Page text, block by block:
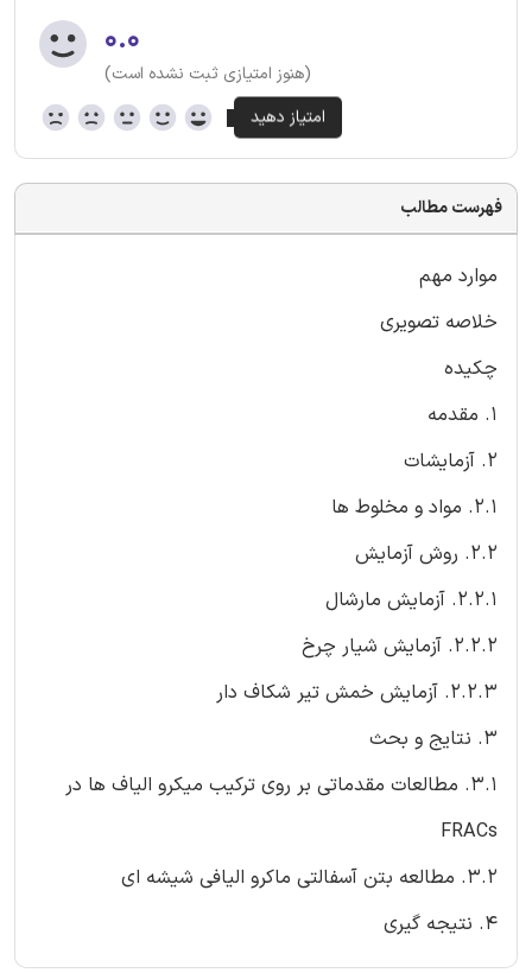
۰.۰
(هنوز امتیازی ثبت نشده است)
فهرست مطالب
موارد مهم
خلاصه تصویری
چکیده
1. مقدمه
2. آزمایشات
2.1. مواد و مخلوط ها
2.2. روش آزمایش
2.2.1. آزمایش مارشال
2.2.2. آزمایش شیار چرخ
2.2.3. آزمایش خمش تیر شکاف دار
3. نتایج و بحث
3.1. مطالعات مقدماتی بر روی ترکیب میکرو الیاف ها در
FRACs
3.2. مطالعه بتن آسفالتی ماکرو الیافی شیشه ای
4. نتیجه گیری